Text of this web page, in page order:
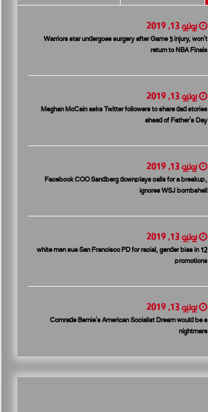
يونيو 13, 2019
Warriors star undergoes surgery after Game 5 injury, won’t
return to NBA Finals
يونيو 13, 2019
Meghan McCain asks Twitter followers to share dad stories
ahead of Father’s Day
يونيو 13, 2019
Facebook COO Sandberg downplays calls for a breakup,
ignores WSJ bombshell
يونيو 13, 2019
12 white men sue San Francisco PD for racial, gender bias in
promotions
يونيو 13, 2019
Comrade Bernie’s American Socialist Dream would be a
nightmare